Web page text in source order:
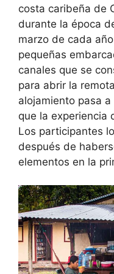
costa caribeña de
durante la época
marzo de cada
pequeñas
canales que se
para abrir la
alojamiento pasa
que la experiencia
Los participantes
después de
elementos en la